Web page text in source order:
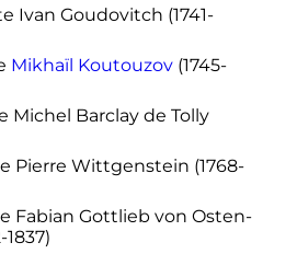
Ivan Goudovitch (1741-
Mikhaïl Koutouzov(1745-
Barclay de Tolly
Pierre Wittgenstein (1768-
Fabian Gottlieb von Osten-
1837)